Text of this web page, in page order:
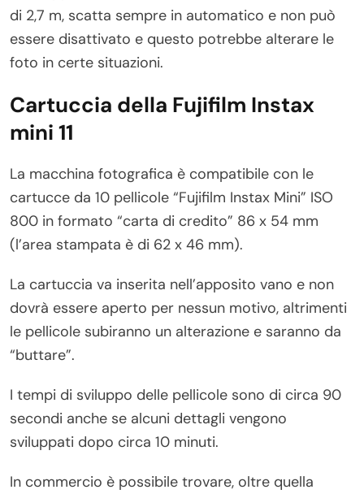
di 2,7 m, scatta sempre in automatico e non può
essere disattivato e questo potrebbe alterare le
foto in certe situazioni.
Cartuccia della Fujifilm Instax
mini 11
La macchina fotografica è compatibile con le
cartucce da 10 pellicole “Fujifilm Instax Mini” ISO
800 in formato “carta di credito” 86 x 54 mm
(l’area stampata è di 62 x 46 mm).
La cartuccia va inserita nell’apposito vano e non
dovrà essere aperto per nessun motivo, altrimenti
le pellicole subiranno un alterazione e saranno da
“buttare”.
I tempi di sviluppo delle pellicole sono di circa 90
secondi anche se alcuni dettagli vengono
sviluppati dopo circa 10 minuti.
In commercio è possibile trovare, oltre quella